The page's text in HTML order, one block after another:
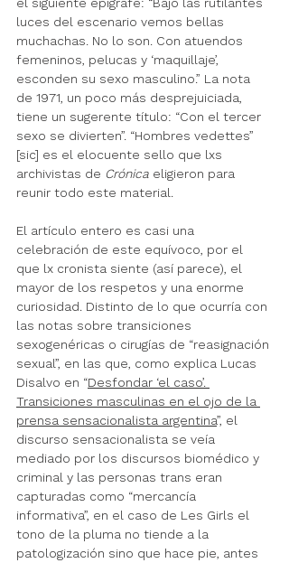
luces del escenario vemos bellas
muchachas. No lo son. Con atuendos
femeninos, pelucas y ‘maquillaje’,
esconden su sexo masculino.” La nota
de 1971, un poco más desprejuiciada,
tiene un sugerente título: “Con el tercer
sexo se divierten”. “Hombres vedettes”
[sic] es el elocuente sello que lxs
archivistas de Crónica eligieron para
reunir todo este material.
El artículo entero es casi una
celebración de este equívoco, por el
que lx cronista siente (así parece), el
mayor de los respetos y una enorme
curiosidad. Distinto de lo que ocurría con
las notas sobre transiciones
sexogenéricas o cirugías de “reasignación
sexual”, en las que, como explica Lucas
Disalvo en “Desfondar ‘el caso’.
Transiciones masculinas en el ojo de la
prensa sensacionalista argentina”, el
discurso sensacionalista se veía
mediado por los discursos biomédico y
criminal y las personas trans eran
capturadas como “mercancía
informativa”, en el caso de Les Girls el
tono de la pluma no tiende a la
patologización sino que hace pie, antes